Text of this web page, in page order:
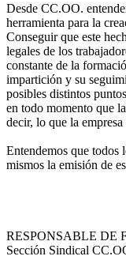
Desde CC.OO.
herramienta para la
Conseguir que este
legales de los
constante de la
impartición y su
posibles distintos
en todo momento que
decir, lo que la empresa
Entendemos que todos
mismos la emisión de
RESPONSABLE DE
Sección Sindical